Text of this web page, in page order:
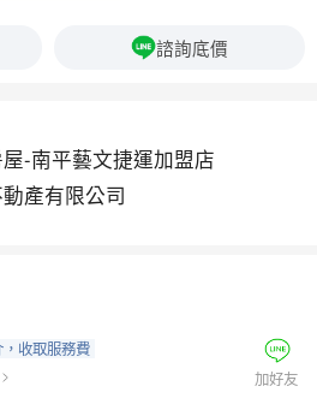
諮詢底價
-南平藝文捷運加盟店
產有限公司
，收取服務費
加好友